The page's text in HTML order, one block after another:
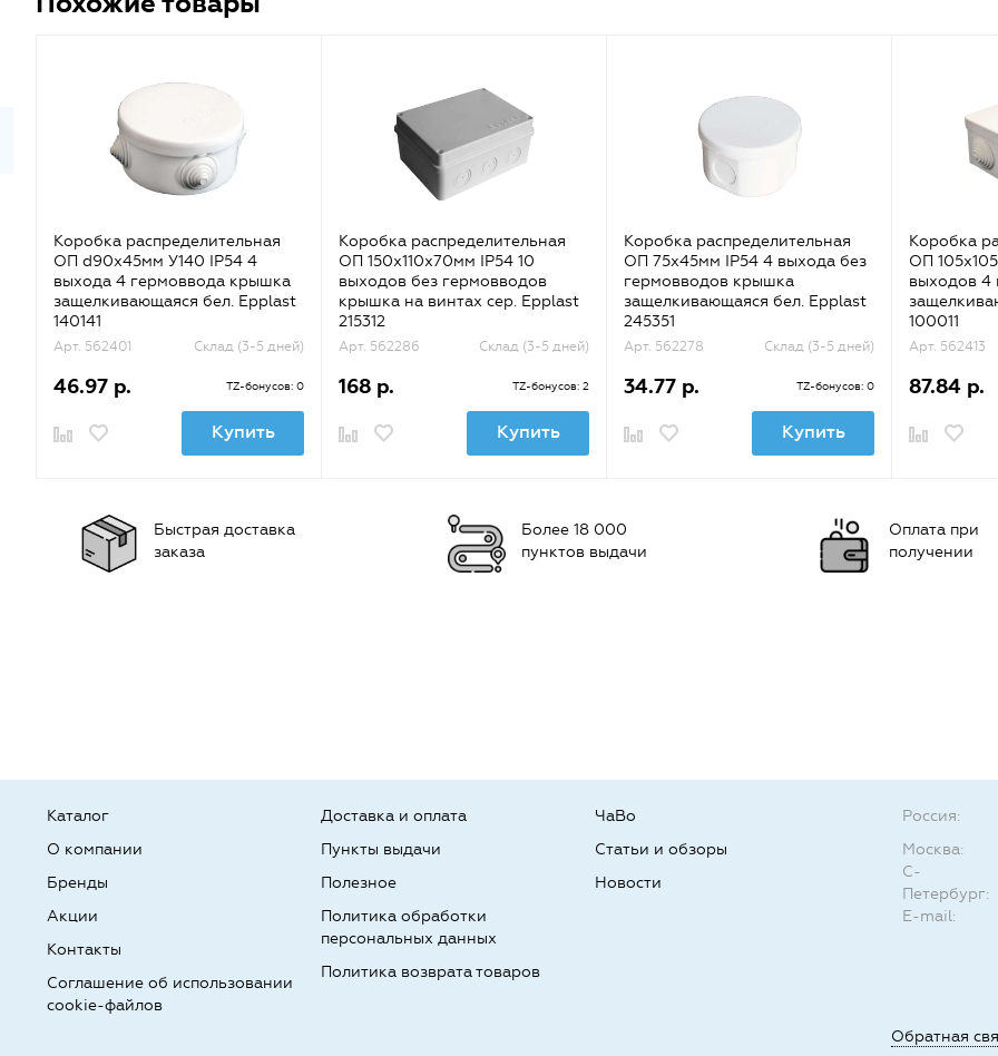
Коробка распределительная
ОП d90х45мм У140 IP54 4
выхода 4 гермоввода крышка
защелкивающаяся бел. Epplast
140141
Арт. 562401 Склад (3-5 дней)
46.97 р. TZ-бонусов: 0
Купить
Коробка распределительная
ОП 150х110х70мм IP54 10
выходов без гермовводов
крышка на винтах сер. Epplast
215312
Арт. 562286 Склад (3-5 дней)
168 р. TZ-бонусов: 2
Купить
Коробка распределительная
ОП 75х45мм IP54 4 выхода без
гермовводов крышка
защелкивающаяся бел. Epplast
245351
Арт. 562278 Склад (3-5 дней)
34.77 р. TZ-бонусов: 0
Купить
Коробка
ОП
выходов 4
100011
Арт. 562413
87.84 р.
Быстрая доставка
заказа
Более 18 000
пунктов выдачи
Оплата при
получении
Каталог
О компании
Бренды
Доставка и оплата
Пункты выдачи
Полезное
ЧаВо
Статьи и обзоры
Новости
Акции
Контакты
Соглашение об использовании
cookie-файлов
Политика обработки
персональных данных
Политика возврата товаров
Россия:
Москва:
С-
Петербург:
E-mail:
Обратная